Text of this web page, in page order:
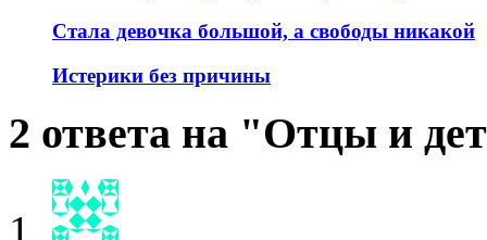
Стала девочка большой, а свободы никакой
Истерики без причины
2 ответа на "Отцы и